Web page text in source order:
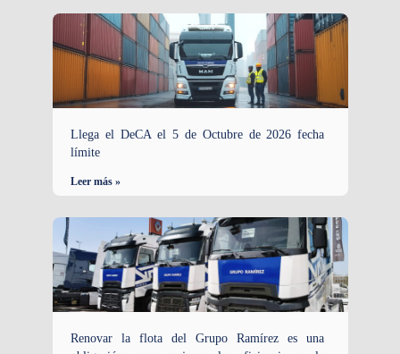
Llega el DeCA el 5 de Octubre de 2026 fecha
límite
Leer más »
Renovar la flota del Grupo Ramírez es una